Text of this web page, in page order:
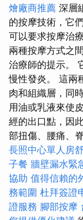
燴廠商推薦 深層
的按摩技術，它
可以要求按摩治
兩種按摩方式之
治療師的提示。
慢性發炎。 這兩
肉和組織層，同
用油或乳液來使
經的出口點，因
部扭傷、腰痛、
長照中心單人房
子餐 牆壁漏水緊
協助 值得信賴的
務範圍 杜拜簽證
證服務 腳部按摩